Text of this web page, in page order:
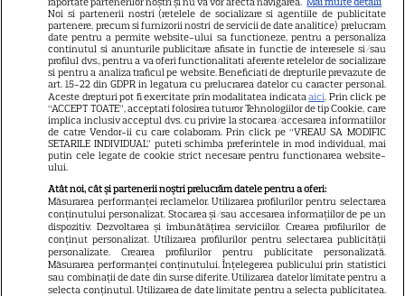
Avantaje
Elle
Unica
Retete practice
URMĂREȘTE-NE PE
Copyright2026Ringier Romania – Toate Drepturile rezervate
Noi si partenerii nostri (retelele de socializare si agentiile de publicitate
partenere, precum si furnizorii nostri de servicii de date analitice) prelucram
date pentru a permite website-ului sa functioneze, pentru a personaliza
continutul si anunturile publicitare afisate in functie de interesele si/sau
profilul dvs., pentru a va oferi functionalitati aferente retelelor de socializare
si pentru a analiza traficul pe website. Beneficiati de drepturile prevazute de
art. 15-22 din GDPR in legatura cu prelucrarea datelor cu caracter personal.
Aceste drepturi pot fi exercitate prin modalitatea indicataaici. Prin click pe
“ACCEPT TOATE”, acceptati folosirea tuturor Tehnologiilor de tip Cookie, care
implica inclusiv acceptul dvs. cu privire la stocarea/accesarea informatiilor
de catre Vendor-ii cu care colaboram. Prin click pe “VREAU SA MODIFIC
SETARILE INDIVIDUAL” puteti schimba preferintele in mod individual, mai
putin cele legate de cookie strict necesare pentru functionarea website-
ului.
Atât noi, cât și partenerii noștri prelucrăm datele pentru a oferi:
Măsurarea performanței reclamelor. Utilizarea profilurilor pentru selectarea
conținutului personalizat. Stocarea și/sau accesarea informațiilor de pe un
dispozitiv. Dezvoltarea și îmbunătățirea serviciilor. Crearea profilurilor de
conținut personalizat. Utilizarea profilurilor pentru selectarea publicității
personalizate. Crearea profilurilor pentru publicitate personalizată.
Măsurarea performanței conținutului. Înțelegerea publicului prin statistici
sau combinații de date din surse diferite. Utilizarea datelor limitate pentru a
selecta conținutul. Utilizarea de date limitate pentru a selecta publicitatea.